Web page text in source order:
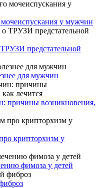
у мужчин
предстательной
для мужчин
причины возникновения,
крипторхизм у
фимоза у детей